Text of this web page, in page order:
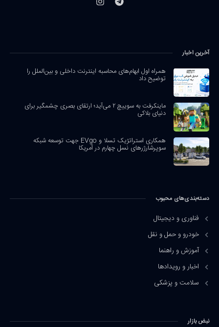
آخرین اخبار
همراه اول ابهام‌های محاسبه اینترنت داخلی و بین‌الملل را
توضیح داد
ماینکرفت به سوییچ ۲ می‌آید؛ ارتقای بصری چشمگیر برای
دنیای بلاکی
همکاری استراتژیک تسلا و EVgo جهت توسعه شبکه
سوپرشارژرهای نسل چهارم در آمریکا
دسته‌بندی‌های محبوب
فناوری و دیجیتال
خودرو و حمل و نقل
آموزش و راهنما
اخبار و رویدادها
سلامت و پزشکی
نبض بازار